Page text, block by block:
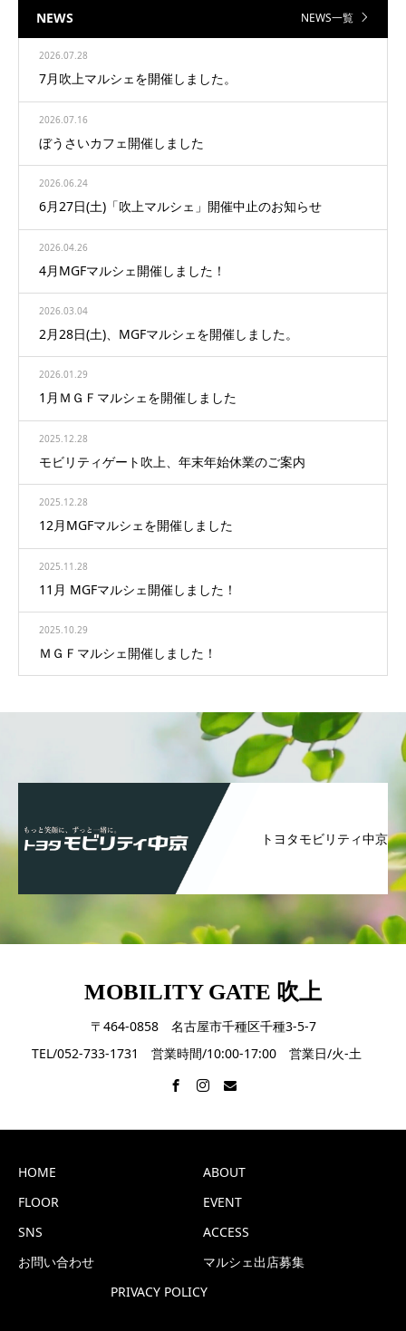
NEWS NEWS一覧
2026.07.28
7月吹上マルシェを開催しました。
2026.07.16
ぼうさいカフェ開催しました
2026.06.24
6月27日(土)「吹上マルシェ」開催中止のお知らせ
2026.04.26
4月MGFマルシェ開催しました！
2026.03.04
2月28日(土)、MGFマルシェを開催しました。
2026.01.29
1月ＭＧＦマルシェを開催しました
2025.12.28
モビリティゲート吹上、年末年始休業のご案内
2025.12.28
12月MGFマルシェを開催しました
2025.11.28
11月 MGFマルシェ開催しました！
2025.10.29
ＭＧＦマルシェ開催しました！
トヨタモビリティ中京
MOBILITY GATE 吹上
〒464-0858 名古屋市千種区千種3-5-7
TEL/052-733-1731 営業時間/10:00-17:00 営業日/火-土
HOME
ABOUT
FLOOR
EVENT
SNS
ACCESS
お問い合わせ
マルシェ出店募集
PRIVACY POLICY